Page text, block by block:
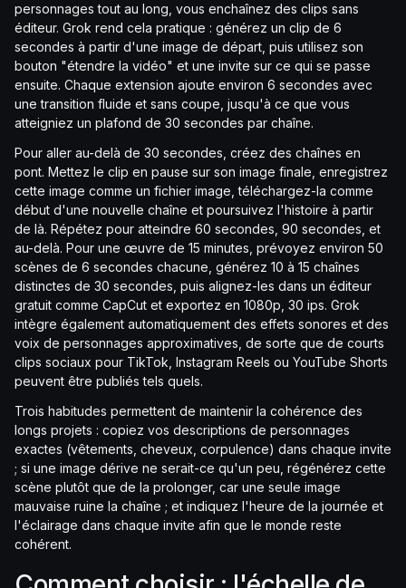
personnages tout au long, vous enchaînez des clips sans
éditeur. Grok rend cela pratique : générez un clip de 6
secondes à partir d'une image de départ, puis utilisez son
bouton "étendre la vidéo" et une invite sur ce qui se passe
ensuite. Chaque extension ajoute environ 6 secondes avec
une transition fluide et sans coupe, jusqu'à ce que vous
atteigniez un plafond de 30 secondes par chaîne.
Pour aller au-delà de 30 secondes, créez des chaînes en
pont. Mettez le clip en pause sur son image finale, enregistrez
cette image comme un fichier image, téléchargez-la comme
début d'une nouvelle chaîne et poursuivez l'histoire à partir
de là. Répétez pour atteindre 60 secondes, 90 secondes, et
au-delà. Pour une œuvre de 15 minutes, prévoyez environ 50
scènes de 6 secondes chacune, générez 10 à 15 chaînes
distinctes de 30 secondes, puis alignez-les dans un éditeur
gratuit comme CapCut et exportez en 1080p, 30 ips. Grok
intègre également automatiquement des effets sonores et des
voix de personnages approximatives, de sorte que de courts
clips sociaux pour TikTok, Instagram Reels ou YouTube Shorts
peuvent être publiés tels quels.
Trois habitudes permettent de maintenir la cohérence des
longs projets : copiez vos descriptions de personnages
exactes (vêtements, cheveux, corpulence) dans chaque invite
; si une image dérive ne serait-ce qu'un peu, régénérez cette
scène plutôt que de la prolonger, car une seule image
mauvaise ruine la chaîne ; et indiquez l'heure de la journée et
l'éclairage dans chaque invite afin que le monde reste
cohérent.